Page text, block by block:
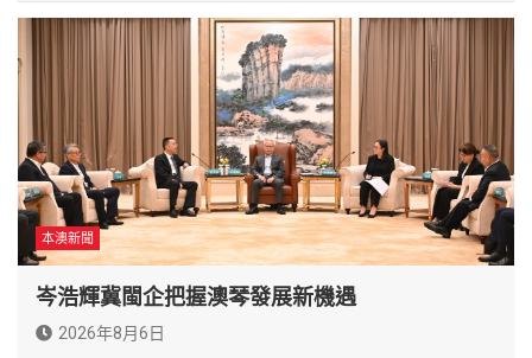
本澳新聞
岑浩輝冀閩企把握澳琴發展新機遇
2026年8月6日